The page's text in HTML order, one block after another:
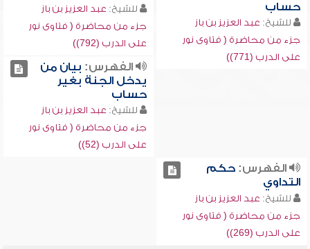
حساب
للشيخ: عبد العزيز بن باز
جزء من محاضرة ( فتاوى نور
على الدرب (771))
للشيخ: عبد العزيز بن باز
جزء من محاضرة ( فتاوى نور
على الدرب (792))
الفهرس: بيان من
يدخل الجنة بغير
حساب
للشيخ: عبد العزيز بن باز
جزء من محاضرة ( فتاوى نور
على الدرب (52))
الفهرس:حكم
التداوي
للشيخ: عبد العزيز بن باز
جزء من محاضرة ( فتاوى نور
على الدرب (269))